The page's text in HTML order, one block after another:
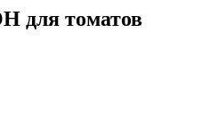
для томатов